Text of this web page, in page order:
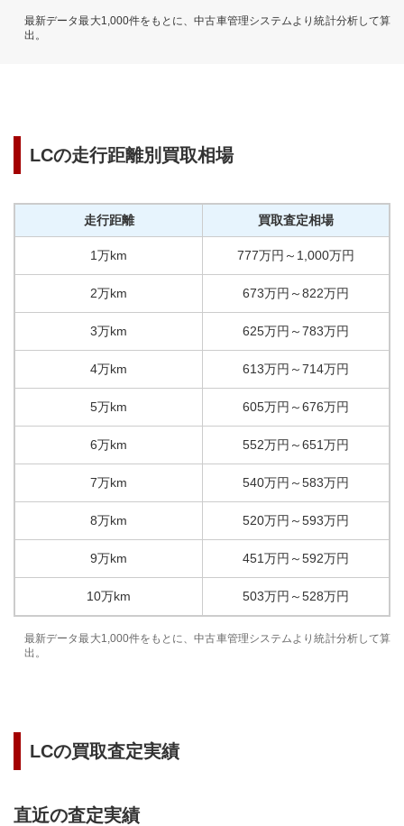
最新データ最大1,000件をもとに、中古車管理システムより統計分析して算
出。
LCの走行距離別買取相場
走行距離 買取査定相場
1万km 777万円 ～ 1,000万円
2万km 673万円 ～822万円
3万km 625万円 ～783万円
4万km 613万円 ～714万円
5万km 605万円 ～676万円
6万km 552万円 ～651万円
7万km 540万円 ～583万円
8万km 520万円 ～593万円
9万km 451万円 ～592万円
10万km 503万円 ～528万円
最新データ最大1,000件をもとに、中古車管理システムより統計分析して算
出。
LCの買取査定実績
直近の査定実績